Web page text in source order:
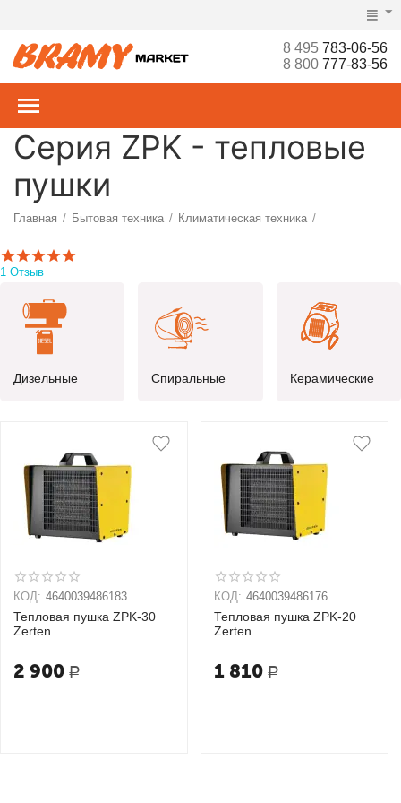
8 495783-06-56
8 800777-83-56
Серия ZPK - тепловые
пушки
Главная / Бытовая техника / Климатическая техника /
Тепловые пушки
1 Отзыв
Дизельные Спиральные Керамические
КОД: 4640039486183
Тепловая пушка ZPK-30
Zerten
2 900 Р
КОД: 4640039486176
Тепловая пушка ZPK-20
Zerten
1 810 Р